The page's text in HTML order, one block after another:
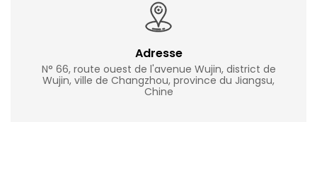
Adresse
N° 66, route ouest de l'avenue Wujin, district de
Wujin, ville de Changzhou, province du Jiangsu,
Chine